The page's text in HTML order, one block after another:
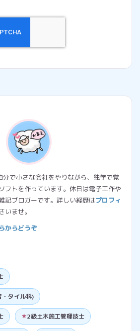
分で小さな会社をやりながら、独学で覚
フトを作っています。休日は電子工作や
記ブロガーです。詳しい経歴はプロフィ
いませ。
からどうぞ
タイル科)
2級土木施工管理技士